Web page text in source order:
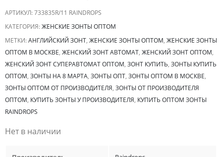
АРТИКУЛ:733835R/11 RAINDROPS
КАТЕГОРИЯ:ЖЕНСКИЕ ЗОНТЫ ОПТОМ
МЕТКИ:АНГЛИЙСКИЙ ЗОНТ, ЖЕНСКИЕ ЗОНТЫ ОПТОМ, ЖЕНСКИЕ ЗОНТЫ
ОПТОМ В МОСКВЕ, ЖЕНСКИЙ ЗОНТ АВТОМАТ, ЖЕНСКИЙ ЗОНТ ОПТОМ,
ЖЕНСКИЙ ЗОНТ СУПЕРАВТОМАТ ОПТОМ, ЗОНТ КУПИТЬ, ЗОНТЫ КУПИТЬ
ОПТОМ, ЗОНТЫ НА 8 МАРТА, ЗОНТЫ ОПТ, ЗОНТЫ ОПТОМ В МОСКВЕ,
ЗОНТЫ ОПТОМ ОТ ПРОИЗВОДИТЕЛЯ, ЗОНТЫ ОТ ПРОИЗВОДИТЕЛЯ
ОПТОМ, КУПИТЬ ЗОНТЫ У ПРОИЗВОДИТЕЛЯ, КУПИТЬ ОПТОМ ЗОНТЫ
RAINDROPS
Нет в наличии